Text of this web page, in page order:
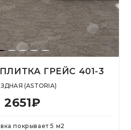
ГРЕЙС 401-3
(ASTORIA)
2651₽
покрывает5 м2